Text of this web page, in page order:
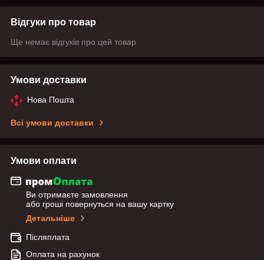
Відгуки про товар
Ще немає відгуків про цей товар
Умови доставки
Нова Пошта
Всі умови доставки
Умови оплати
Ви отримаєте замовлення
або гроші повернуться на вашу картку
Детальніше
Післяплата
Оплата на рахунок